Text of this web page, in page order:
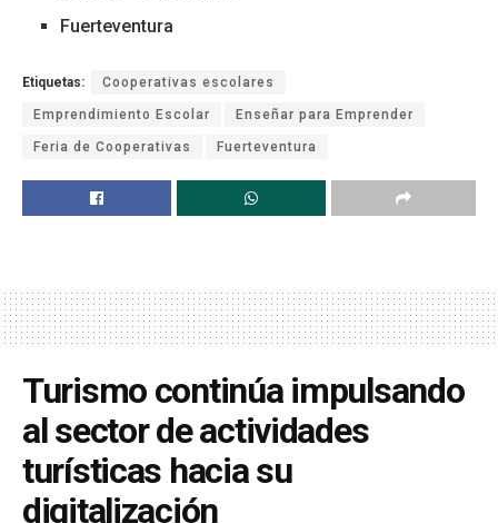
Fuerteventura
Etiquetas: Cooperativas escolares
Emprendimiento Escolar Enseñar para Emprender
Feria de Cooperativas Fuerteventura
Turismo continúa impulsando
al sector de actividades
turísticas hacia su
digitalización